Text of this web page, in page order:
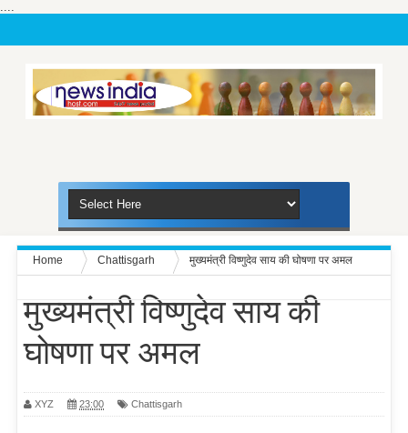
....
Home Chattisgarh मुख्यमंत्री विष्णुदेव साय की घोषणा पर अमल
मुख्यमंत्री विष्णुदेव साय की
घोषणा पर अमल
XYZ 23:00 Chattisgarh